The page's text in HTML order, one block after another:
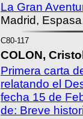
La Gran
Madrid,
C80-117
COLON,
Primera carta
relatando el
fecha 15 de
de: Breve